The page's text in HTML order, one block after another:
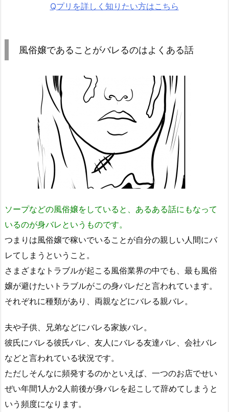
Qプリを詳しく知りたい方はこちら
風俗嬢であることがバレるのはよくある話
ソープなどの風俗嬢をしていると、あるある話にもなって
いるのが身バレというものです。
つまりは風俗嬢で稼いでいることが自分の親しい人間にバ
レてしまうということ。
さまざまなトラブルが起こる風俗業界の中でも、最も風俗
嬢が避けたいトラブルがこの身バレだと言われています。
それぞれに種類があり、両親などにバレる親バレ。
夫や子供、兄弟などにバレる家族バレ。
彼氏にバレる彼氏バレ、友人にバレる友達バレ、会社バレ
などと言われている状況です。
ただしそんなに頻発するのかといえば、一つのお店でせい
ぜい年間1人か2人前後が身バレを起こして辞めてしまうと
いう頻度になります。